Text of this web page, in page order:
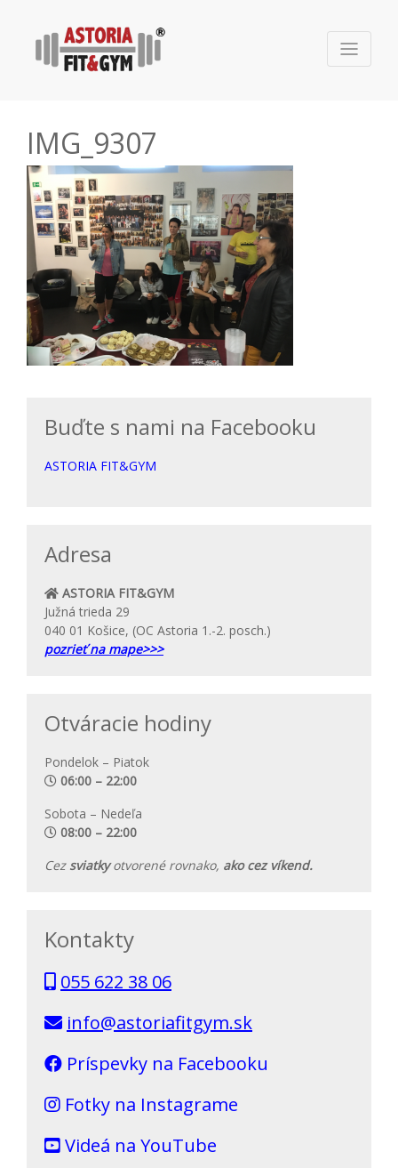
IMG_9307
Buďte s nami na Facebooku
ASTORIA FIT&GYM
Adresa
ASTORIA FIT&GYM
Južná trieda 29
040 01 Košice, (OC Astoria 1.-2. posch.)
pozrieť na mape>>>
Otváracie hodiny
Pondelok – Piatok
06:00 – 22:00
Sobota – Nedeľa
08:00 – 22:00
Cez sviatkyotvorené rovnako, ako cez víkend.
Kontakty
055 622 38 06
info@astoriafitgym.sk
Príspevky na Facebooku
Fotky na Instagrame
Videá na YouTube